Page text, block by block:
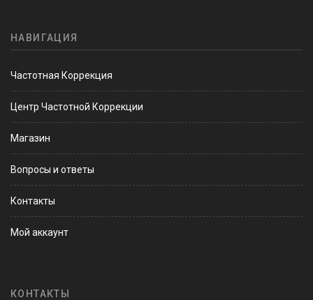
НАВИГАЦИЯ
Частотная Коррекция
Центр Частотной Коррекции
Магазин
Вопросы и ответы
Контакты
Мой аккаунт
КОНТАКТЫ